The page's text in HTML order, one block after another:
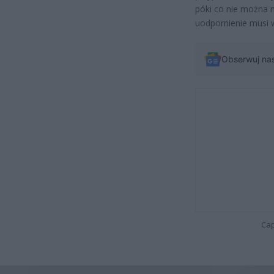
póki co nie można
uodpornienie musi
Obserwuj